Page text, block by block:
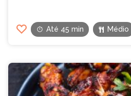
Até 45 min Médio